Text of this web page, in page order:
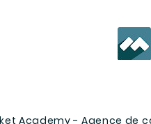
Academy - Agence de